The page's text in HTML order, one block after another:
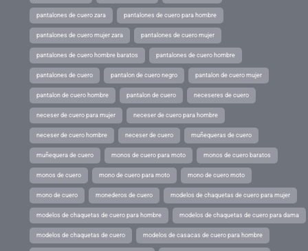
pantalones de cuero zara pantalones de cuero para hombre
pantalones de cuero mujer zara pantalones de cuero mujer
pantalones de cuero hombre baratos pantalones de cuero hombre
pantalones de cuero pantalon de cuero negro pantalon de cuero mujer
pantalon de cuero hombre pantalon de cuero neceseres de cuero
neceser de cuero para mujer neceser de cuero para hombre
neceser de cuero hombre neceser de cuero muñequeras de cuero
muñequera de cuero monos de cuero para moto monos de cuero baratos
monos de cuero mono de cuero para moto mono de cuero moto
mono de cuero monederos de cuero modelos de chaquetas de cuero para mujer
modelos de chaquetas de cuero para hombre modelos de chaquetas de cuero para dama
modelos de chaquetas de cuero modelos de casacas de cuero para hombre